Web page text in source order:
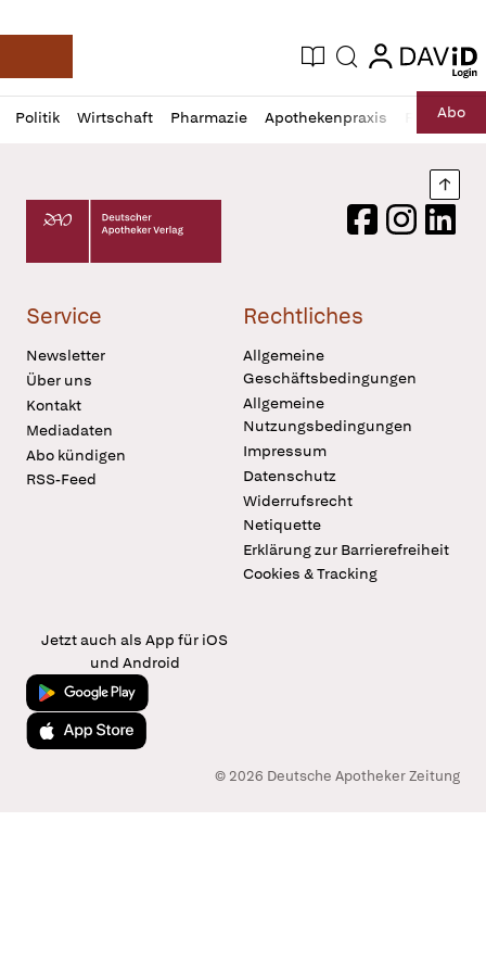
Deutsche Apotheker Zeitung
Aktuelle Ausgabe
Suche login
login
Politik Wirtschaft Pharmazie Apothekenpraxis RechtAbo
Profil
öffnen
Daz
Pur
Deutscher Apotheker Verlag Logo
FacebookInstagram
Service
Newsletter
Über uns
Kontakt
Mediadaten
Abo kündigen
RSS-Feed
Rechtliches
Allgemeine
Geschäftsbedingungen
Allgemeine
Nutzungsbedingungen
Impressum
Datenschutz
Widerrufsrecht
Netiquette
Erklärung zur Barrierefreiheit
Cookies & Tracking
Jetzt auch als App für iOS
und Android
Jetzt bei Google Play
Laden im App Store
© 2026 Deutsche Apotheker Zeitung